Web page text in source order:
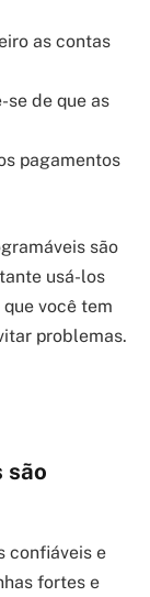
as contas
se de que as
pagamentos
são
usá-los
você tem
problemas.
são
confiáveis e
fortes e